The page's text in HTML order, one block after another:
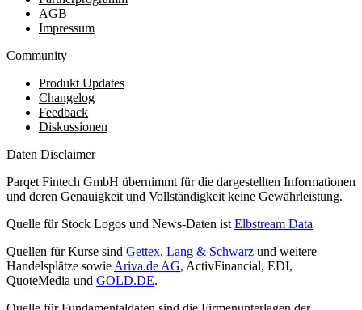
AGB
Impressum
Community
Produkt Updates
Changelog
Feedback
Diskussionen
Daten Disclaimer
Parqet Fintech GmbH übernimmt für die dargestellten Informationen
und deren Genauigkeit und Vollständigkeit keine Gewährleistung.
Quelle für Stock Logos und News-Daten ist Elbstream Data
Quellen für Kurse sind Gettex, Lang & Schwarz und weitere
Handelsplätze sowie Ariva.de AG, ActivFinancial, EDI,
QuoteMedia und GOLD.DE.